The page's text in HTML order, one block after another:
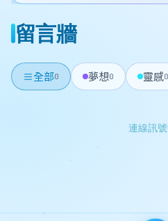
留言牆
全部0 夢想0 靈感0
連線訊